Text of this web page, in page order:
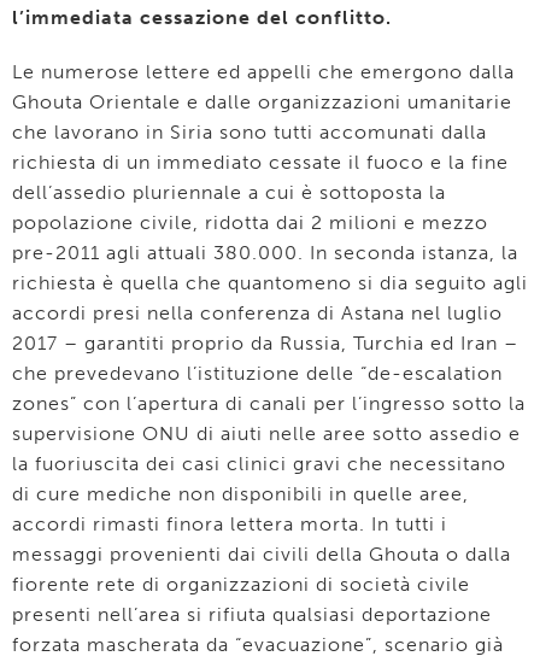
l’immediata cessazione del conflitto.
Le numerose lettere ed appelli che emergono dalla
Ghouta Orientale e dalle organizzazioni umanitarie
che lavorano in Siria sono tutti accomunati dalla
richiesta di un immediato cessate il fuoco e la fine
dell’assedio pluriennale a cui è sottoposta la
popolazione civile, ridotta dai 2 milioni e mezzo
pre-2011 agli attuali 380.000. In seconda istanza, la
richiesta è quella che quantomeno si dia seguito agli
accordi presi nella conferenza di Astana nel luglio
2017 – garantiti proprio da Russia, Turchia ed Iran –
che prevedevano l’istituzione delle “de-escalation
zones” con l’apertura di canali per l’ingresso sotto la
supervisione ONU di aiuti nelle aree sotto assedio e
la fuoriuscita dei casi clinici gravi che necessitano
di cure mediche non disponibili in quelle aree,
accordi rimasti finora lettera morta. In tutti i
messaggi provenienti dai civili della Ghouta o dalla
fiorente rete di organizzazioni di società civile
presenti nell’area si rifiuta qualsiasi deportazione
forzata mascherata da “evacuazione”, scenario già